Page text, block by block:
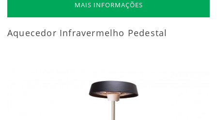
MAIS INFORMAÇÕES
Aquecedor Infravermelho Pedestal